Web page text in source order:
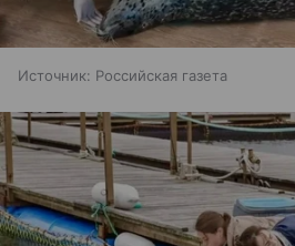
Источник: Российская газета